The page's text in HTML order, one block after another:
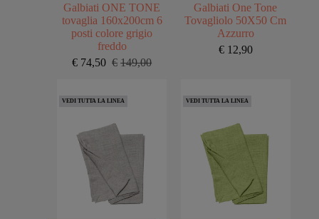
Galbiati ONE TONE
tovaglia 160x200cm 6
posti colore grigio
freddo
€ 149,00
Il
era:
€ 74,50 Il
è:
Galbiati One Tone
Tovagliolo 50X50 Cm
Azzurro
€ 12,90
VEDI TUTTA LA LINEA VEDI TUTTA LA LINEA